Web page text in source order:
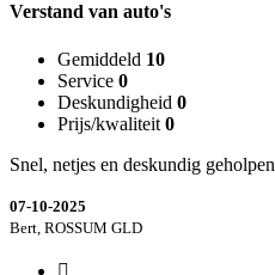
Verstand van auto's
Gemiddeld 10
Service 0
Deskundigheid 0
Prijs/kwaliteit 0
Snel, netjes en deskundig geholpen
07-10-2025
Bert, ROSSUM GLD